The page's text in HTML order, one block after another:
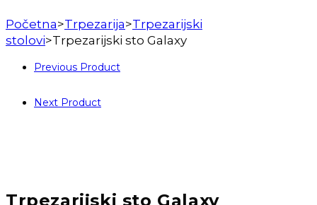
Početna>Trpezarija>Trpezarijski
stolovi>Trpezarijski sto Galaxy
Previous Product
Next Product
Trpezarijski sto Galaxy